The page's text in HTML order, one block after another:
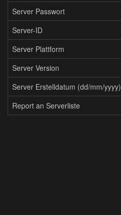
Server Passwort
Server-ID
Server Plattform
Server Version
Server Erstelldatum (dd/mm/yyyy)
Report an Serverliste